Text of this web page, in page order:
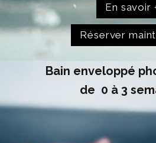
En savoir
Réserver
Bain enveloppé
de 0 à 3